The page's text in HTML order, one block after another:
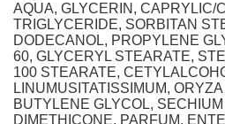
AQUA, GLYCERIN, CAPRYLIC/
TRIGLYCERIDE, SORBITAN
DODECANOL, PROPYLENE
60, GLYCERYL STEARATE,
100 STEARATE,
LINUMUSITATISSIMUM,
BUTYLENE GLYCOL,
DIMETHICONE, PARFUM,